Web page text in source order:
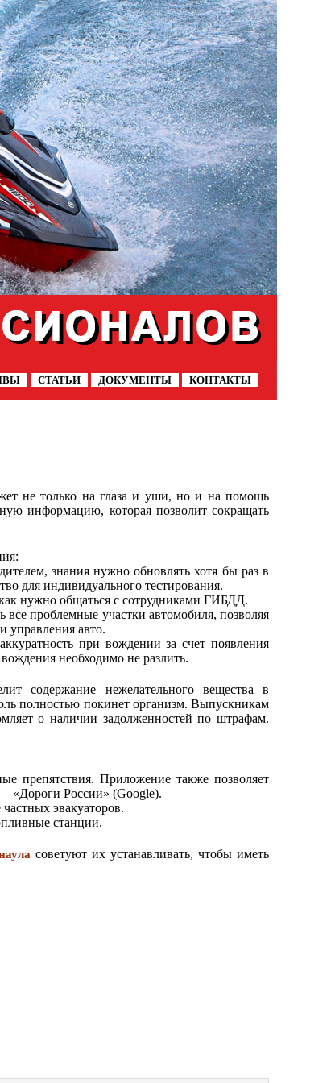
СТАТЬИ ДОКУМЕНТЫ КОНТАКТЫ
не только на глаза и уши, но и на помощь
информацию, которая позволит сокращать
знания нужно обновлять хотя бы раз в
для индивидуального тестирования.
нужно общаться с сотрудниками ГИБДД.
проблемные участки автомобиля, позволяя
управления авто.
при вождении за счет появления
необходимо не разлить.
содержание нежелательного вещества в
полностью покинет организм. Выпускникам
о наличии задолженностей по штрафам.
препятствия. Приложение также позволяет
«Дороги России» (Google).
эвакуаторов.
станции.
советуют их устанавливать, чтобы иметь